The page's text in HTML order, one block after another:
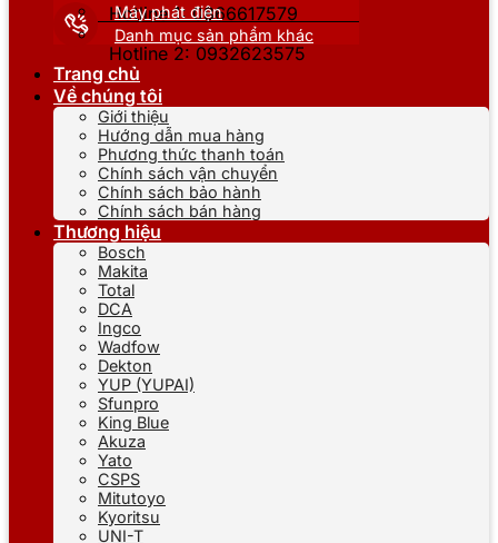
Hotline 1: 0866617579
Hotline 2: 0932623575
Máy phát điện
Danh mục sản phẩm khác
Trang chủ
Về chúng tôi
Giới thiệu
Hướng dẫn mua hàng
Phương thức thanh toán
Chính sách vận chuyển
Chính sách bảo hành
Chính sách bán hàng
Thương hiệu
Bosch
Makita
Total
DCA
Ingco
Wadfow
Dekton
YUP (YUPAI)
Sfunpro
King Blue
Akuza
Yato
CSPS
Mitutoyo
Kyoritsu
UNI-T